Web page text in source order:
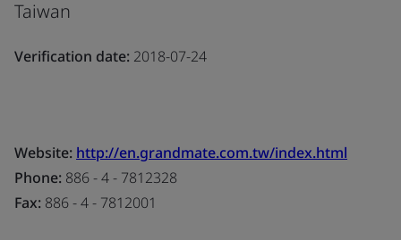
Taiwan
Verification date: 2018-07-24
Website: http://en.grandmate.com.tw/index.html
Phone: 886 - 4 - 7812328
Fax: 886 - 4 - 7812001